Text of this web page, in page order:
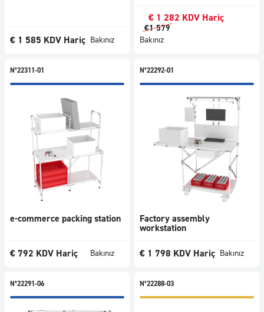
€ 1 585 KDV Hariç Bakınız
€ 1 282 KDV Hariç
€1 579
Bakınız
N°22311-01
e-commerce packing station
€ 792 KDV Hariç Bakınız
N°22292-01
Factory assembly
workstation
€ 1 798 KDV Hariç Bakınız
N°22291-06 N°22288-03